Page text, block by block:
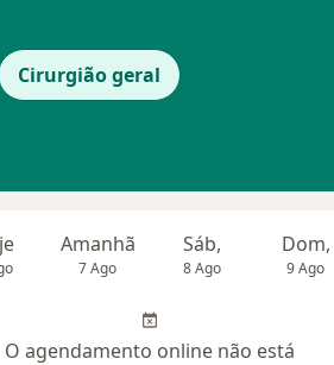
Cirurgião geral
Amanhã
7 Ago
Sáb,
8 Ago
Dom,
9 Ago
O agendamento online não está